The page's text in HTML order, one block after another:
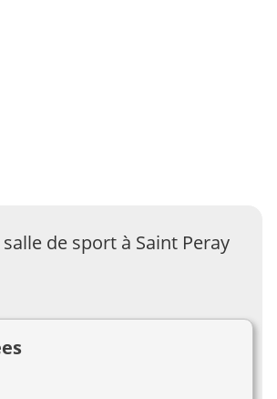
de sport à Saint Peray